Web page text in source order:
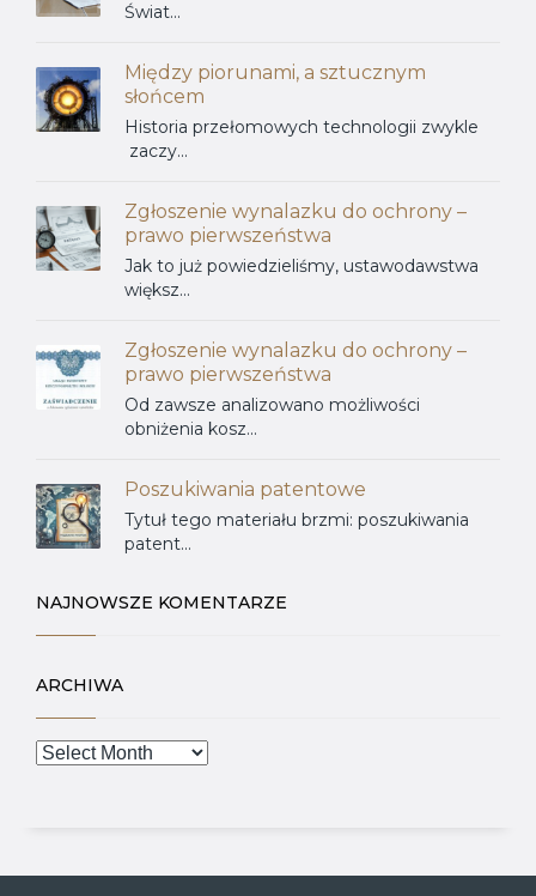
Świat...
Między piorunami, a sztucznym
słońcem
Historia przełomowych technologii zwykle
zaczy...
Zgłoszenie wynalazku do ochrony –
prawo pierwszeństwa
Jak to już powiedzieliśmy, ustawodawstwa
większ...
Zgłoszenie wynalazku do ochrony –
prawo pierwszeństwa
Od zawsze analizowano możliwości
obniżenia kosz...
Poszukiwania patentowe
Tytuł tego materiału brzmi: poszukiwania
patent...
NAJNOWSZE KOMENTARZE
ARCHIWA